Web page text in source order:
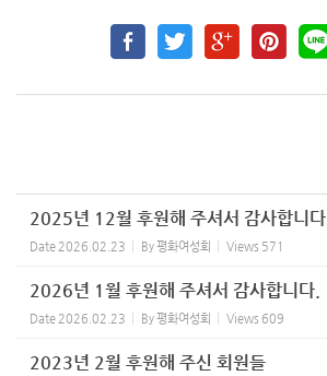
2025년 12월 후원해 주셔서 감사합니다.
Date 2026.02.23 By평화여성회 Views 571
2026년 1월 후원해 주셔서 감사합니다.
Date 2026.02.23 By평화여성회 Views 609
2023년 2월 후원해 주신 회원들